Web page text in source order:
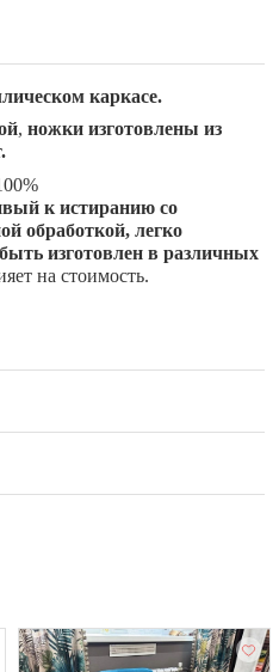
каркасе.
, ножки изготовлены из
к истиранию со
обработкой, легко
изготовлен в различных
на стоимость.
Турция
Status
который выдаётся
бытовой техники